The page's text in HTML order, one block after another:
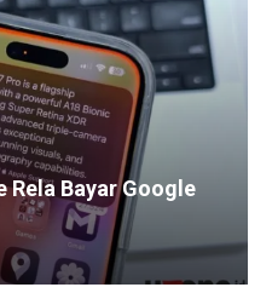
Rela Bayar Google